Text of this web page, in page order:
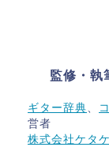
監修・執
ギター辞典、
営者
株式会社ケタ